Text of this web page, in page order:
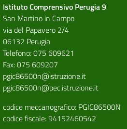
Istituto Comprensivo Perugia 9
San Martino in Campo
via del Papavero 2/4
06132 Perugia
Telefono: 075 609621
Fax: 075 609207
pgic86500n@istruzione.it
pgic86500n@pec.istruzione.it
codice meccanografico: PGIC86500N
codice fiscale: 94152460542